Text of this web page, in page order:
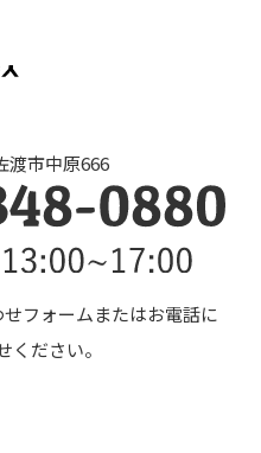
市中原666
フォームまたはお電話に
ください。